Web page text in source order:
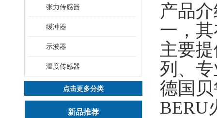
张力传感器
缓冲器
示波器
温度传感器
点击更多分类
新品推荐
产品
一，
主要
列、
德国
BERU